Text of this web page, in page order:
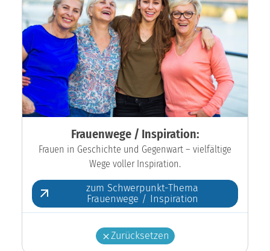
Frauenwege / Inspiration:
Frauen in Geschichte und Gegenwart – vielfältige
Wege voller Inspiration.
zum Schwerpunkt-Thema
Frauenwege / Inspiration
Zurücksetzen